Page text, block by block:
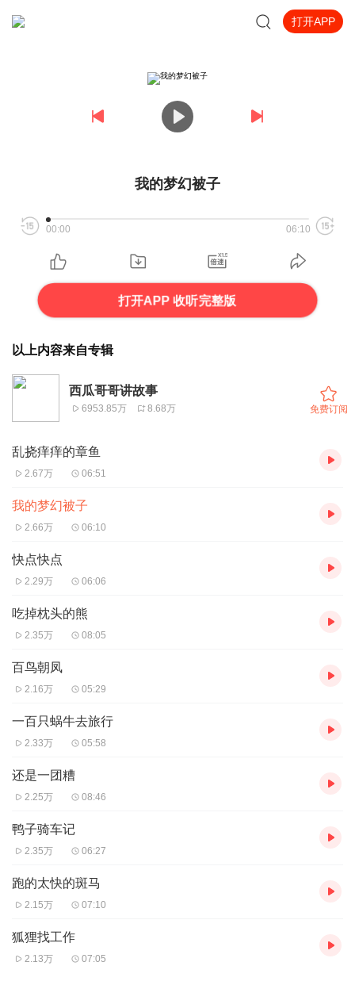
打开APP
我的梦幻被子
00:00 06:10
打开APP 收听完整版
以上内容来自专辑
西瓜哥哥讲故事
6953.85万 8.68万 免费订阅
乱挠痒痒的章鱼
2.67万 06:51
我的梦幻被子
2.66万 06:10
快点快点
2.29万 06:06
吃掉枕头的熊
2.35万 08:05
百鸟朝凤
2.16万 05:29
一百只蜗牛去旅行
2.33万 05:58
还是一团糟
2.25万 08:46
鸭子骑车记
2.35万 06:27
跑的太快的斑马
2.15万 07:10
狐狸找工作
2.13万 07:05